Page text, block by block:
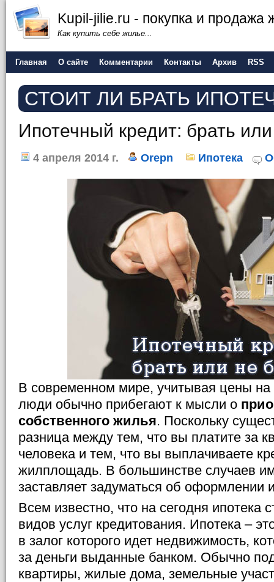
Kupil-jilie.ru - покупка и продажа
Как купить себе жилье...
Главная О сайте Комментарии Контакты Архив RSS
СТОИТ ЛИ БРАТЬ
Ипотечный кредит: брать
4 апреля 2014 г. Orepn Ипотека
В современном мире, учитывая цены
люди обычно прибегают к мысли о
собственного жилья. Поскольку
разница между тем, что вы платите за
человека и тем, что вы выплачиваете
жилплощадь. В большинстве случаев
заставляет задуматься об оформлении
Всем известно, что на сегодня ипотека
видов услуг кредитования. Ипотека –
в залог которого идет недвижимость,
за деньги выданные банком. Обычно
квартиры, жилые дома, земельные